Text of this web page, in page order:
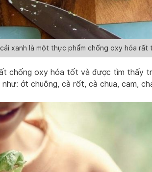
xanh là một thực phẩm chống oxy hóa rất
chống oxy hóa tốt và được tìm thấy
ớt chuông, cà rốt, cà chua, cam,